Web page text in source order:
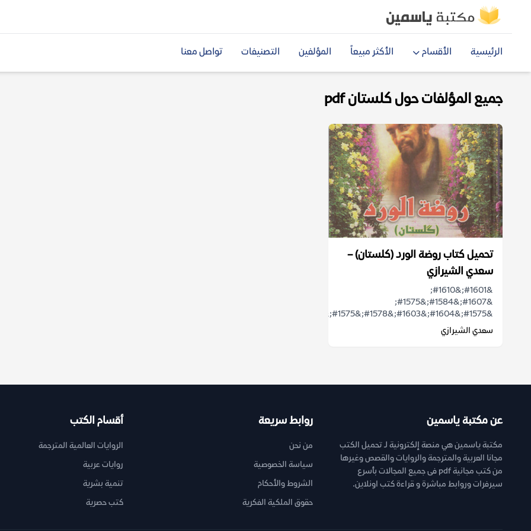
الرئيسية الأقسام الأكثر مبيعاً المؤلفين التصنيفات تواصل معنا
جميع المؤلفات حول كلستان pdf
تحميل كتاب روضة الورد (كلستان) –
سعدي الشيرازي
&#1601;&#1610;
&#1607;&#1584;&#1575;
&#1575;&#1604;&#1603;&#1578;&#1575;&#1576;...
سعدي الشيرازي
عن مكتبة ياسمين
مكتبة ياسمين هي منصة إلكترونية لـ تحميل الكتب
مجانا العربية والمترجمة والروايات والقصص وغيرها
من كتب مجانية pdf فى جميع المجالات بأسرع
سيرفرات وروابط مباشرة و قراءة كتب اونلاين.
روابط سريعة
من نحن
سياسة الخصوصية
الشروط والأحكام
حقوق الملكية الفكرية
أقسام الكتب
الروايات العالمية المترجمة
روايات عربية
تنمية بشرية
كتب حصرية